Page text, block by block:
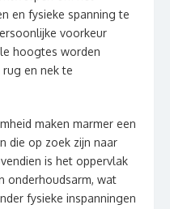
en fysieke spanning te
voorkeur
hoogtes worden
en nek te
maken marmer een
die op zoek zijn naar
is het oppervlak
onderhoudsarm, wat
fysieke inspanningen